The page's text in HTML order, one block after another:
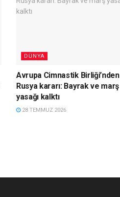
DÜNYA
Avrupa Cimnastik Birliği’nden
Rusya kararı: Bayrak ve marş
yasağı kalktı
28 TEMMUZ 2026